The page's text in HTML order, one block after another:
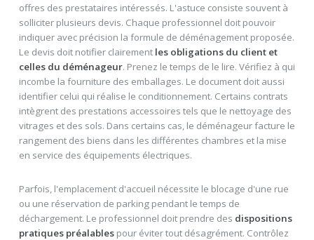
offres des prestataires intéressés. L'astuce consiste souvent à
solliciter plusieurs devis. Chaque professionnel doit pouvoir
indiquer avec précision la formule de déménagement proposée.
Le devis doit notifier clairementles obligations du client et
celles du déménageur. Prenez le temps de le lire. Vérifiez à qui
incombe la fourniture des emballages. Le document doit aussi
identifier celui qui réalise le conditionnement. Certains contrats
intègrent des prestations accessoires tels que le nettoyage des
vitrages et des sols. Dans certains cas, le déménageur facture le
rangement des biens dans les différentes chambres et la mise
en service des équipements électriques.
Parfois, l'emplacement d'accueil nécessite le blocage d'une rue
ou une réservation de parking pendant le temps de
déchargement. Le professionnel doit prendre des dispositions
pratiques préalablespour éviter tout désagrément. Contrôlez